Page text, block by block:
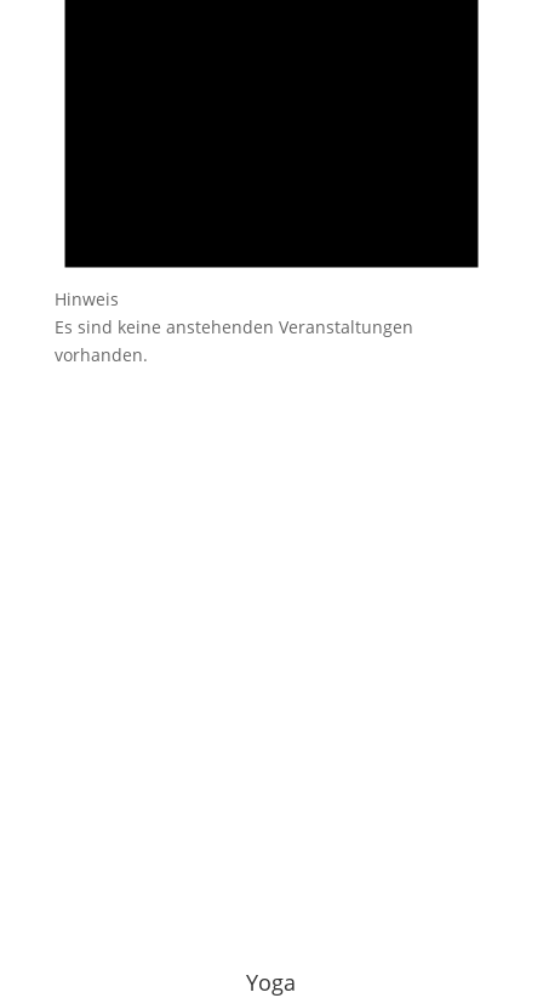
Hinweis
Es sind keine anstehenden Veranstaltungen
vorhanden.
Yoga